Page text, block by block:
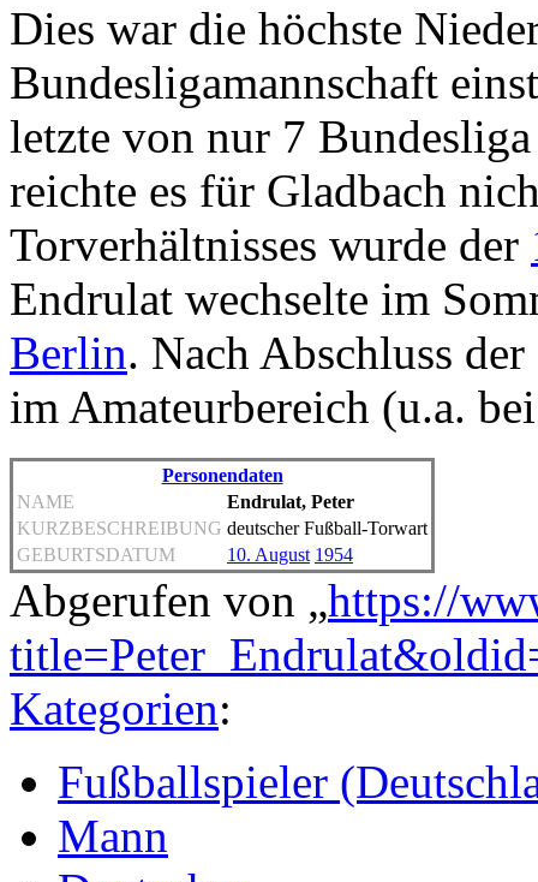
Dies war die höchste
Bundesligamannschaft
letzte von nur 7
reichte es für Gladbach
Torverhältnisses wurde der
Endrulat wechselte im
Berlin. Nach Abschluss
im Amateurbereich (u.a.
Personendaten
NAME
Endrulat, Peter
KURZBESCHREIBUNG deutscher Fußball-Torwart
GEBURTSDATUM
10. August 1954
Abgerufen von „https://
Kategorien:
Fußballspieler
Mann